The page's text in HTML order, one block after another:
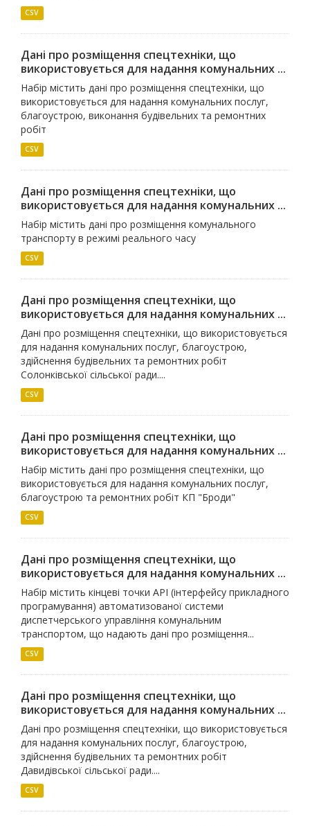
CSV
Дані про розміщення спецтехніки, що
використовується для надання комунальних ...
Набір містить дані про розміщення спецтехніки, що
використовується для надання комунальних послуг,
благоустрою, виконання будівельних та ремонтних
робіт
CSV
Дані про розміщення спецтехніки, що
використовується для надання комунальних ...
Набір містить дані про розміщення комунального
транспорту в режимі реального часу
CSV
Дані про розміщення спецтехніки, що
використовується для надання комунальних ...
Дані про розміщення спецтехніки, що використовується
для надання комунальних послуг, благоустрою,
здійснення будівельних та ремонтних робіт
Солонківської сільської ради....
CSV
Дані про розміщення спецтехніки, що
використовується для надання комунальних ...
Набір містить дані про розміщення спецтехніки, що
використовується для надання комунальних послуг,
благоустрою та ремонтних робіт КП "Броди"
CSV
Дані про розміщення спецтехніки, що
використовується для надання комунальних ...
Набір містить кінцеві точки API (інтерфейсу прикладного
програмування) автоматизованої системи
диспетчерського управління комунальним
транспортом, що надають дані про розміщення...
CSV
Дані про розміщення спецтехніки, що
використовується для надання комунальних ...
Дані про розміщення спецтехніки, що використовується
для надання комунальних послуг, благоустрою,
здійснення будівельних та ремонтних робіт
Давидівської сільської ради....
CSV